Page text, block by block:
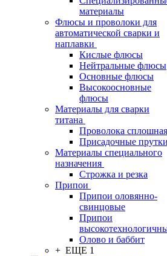
материалы
Флюсы и проволоки для
автоматической сварки и
наплавки
Кислые флюсы
Нейтральные флюсы
Основные флюсы
Высокоосновные
флюсы
Материалы для сварки
титана
Проволока сплошная
Присадочные прутки
Материалы специального
назначения
Строжка и резка
Припои
Припои оловянно-
свинцовые
Припои
Олово и баббит
+ ЕЩЕ 1